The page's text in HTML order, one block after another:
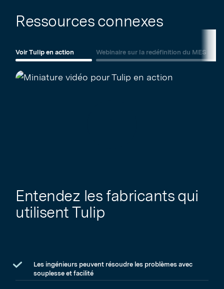
Ressources connexes
Voir Tulip en action Webinaire sur la redéfinition du MES
Entendez les fabricants qui
utilisent Tulip
Les ingénieurs peuvent résoudre les problèmes avec
souplesse et facilité